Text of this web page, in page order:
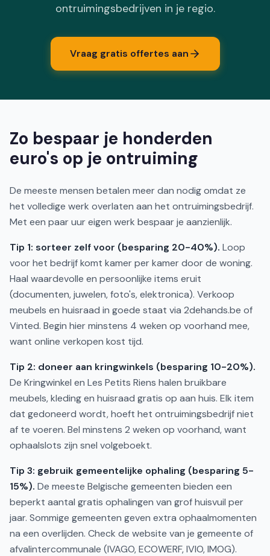
ontruimingsbedrijven in je regio.
Vraag gratis offertes aan
Zo bespaar je honderden
euro's op je ontruiming
De meeste mensen betalen meer dan nodig omdat ze
het volledige werk overlaten aan het ontruimingsbedrijf.
Met een paar uur eigen werk bespaar je aanzienlijk.
Tip 1: sorteer zelf voor (besparing 20-40%). Loop
voor het bedrijf komt kamer per kamer door de woning.
Haal waardevolle en persoonlijke items eruit
(documenten, juwelen, foto's, elektronica). Verkoop
meubels en huisraad in goede staat via 2dehands.be of
Vinted. Begin hier minstens 4 weken op voorhand mee,
want online verkopen kost tijd.
Tip 2: doneer aan kringwinkels (besparing 10-20%).
De Kringwinkel en Les Petits Riens halen bruikbare
meubels, kleding en huisraad gratis op aan huis. Elk item
dat gedoneerd wordt, hoeft het ontruimingsbedrijf niet
af te voeren. Bel minstens 2 weken op voorhand, want
ophaalslots zijn snel volgeboekt.
Tip 3: gebruik gemeentelijke ophaling (besparing 5-
15%). De meeste Belgische gemeenten bieden een
beperkt aantal gratis ophalingen van grof huisvuil per
jaar. Sommige gemeenten geven extra ophaalmomenten
na een overlijden. Check de website van je gemeente of
afvalintercommunale (IVAGO, ECOWERF, IVIO, IMOG).